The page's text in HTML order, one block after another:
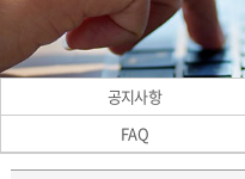
공지사항
FAQ